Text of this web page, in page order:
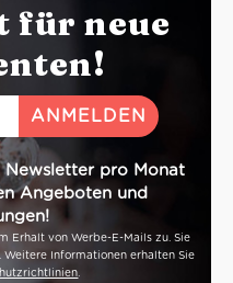
für neue
pro Monat
Angeboten und
Erhalt von Werbe-E-Mails zu. Sie
Informationen erhalten Sie